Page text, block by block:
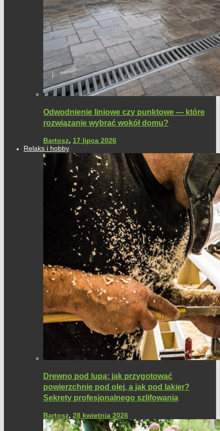
Odwodnienie liniowe czy punktowe — które
rozwiązanie wybrać wokół domu?
Bartosz, 17 lipca 2026
Relaks i hobby
Drewno pod lupą: jak przygotować
powierzchnię pod olej, a jak pod lakier?
Sekrety profesjonalnego szlifowania
Bartosz, 28 kwietnia 2026